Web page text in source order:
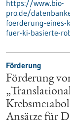
https://www.bio-
pro.de/
foerderung-eines-
fuer-ki-basierte-
Förderung
Förderung
Ansätze für